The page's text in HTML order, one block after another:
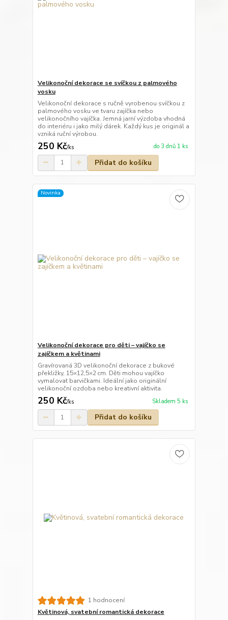
Velikonoční dekorace se svíčkou z palmového
vosku
Velikonoční dekorace s ručně vyrobenou svíčkou z
palmového vosku ve tvaru zajíčka nebo
velikonočního vajíčka. Jemná jarní výzdoba vhodná
do interiéru i jako milý dárek. Každý kus je originál a
vzniká ruční výrobou.
250 Kč/ks do 3 dnů 1 ks
Přidat do košíku
Novinka
Velikonoční dekorace pro děti – vajíčko se
zajíčkem a květinami
Gravírovaná 3D velikonoční dekorace z bukové
překližky, 15×12,5×2 cm. Děti mohou vajíčko
vymalovat barvičkami. Ideální jako originální
velikonoční ozdoba nebo kreativní aktivita.
250 Kč/ks Skladem 5 ks
Přidat do košíku
1 hodnocení
Květinová, svatební romantická dekorace